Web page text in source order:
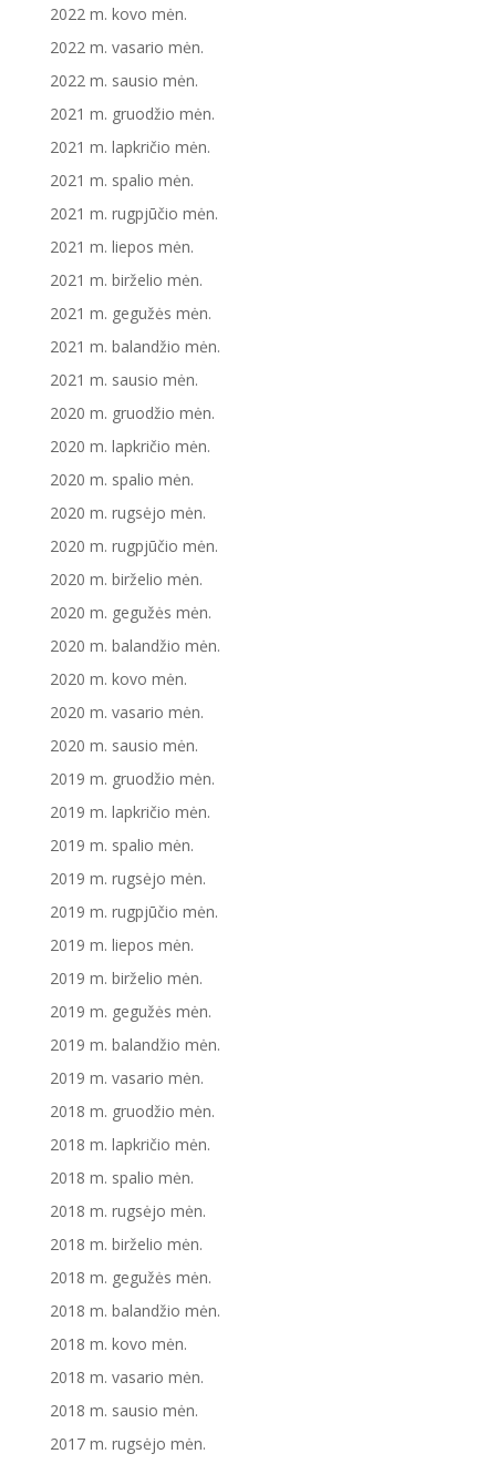
2022 m. kovo mėn.
2022 m. vasario mėn.
2022 m. sausio mėn.
2021 m. gruodžio mėn.
2021 m. lapkričio mėn.
2021 m. spalio mėn.
2021 m. rugpjūčio mėn.
2021 m. liepos mėn.
2021 m. birželio mėn.
2021 m. gegužės mėn.
2021 m. balandžio mėn.
2021 m. sausio mėn.
2020 m. gruodžio mėn.
2020 m. lapkričio mėn.
2020 m. spalio mėn.
2020 m. rugsėjo mėn.
2020 m. rugpjūčio mėn.
2020 m. birželio mėn.
2020 m. gegužės mėn.
2020 m. balandžio mėn.
2020 m. kovo mėn.
2020 m. vasario mėn.
2020 m. sausio mėn.
2019 m. gruodžio mėn.
2019 m. lapkričio mėn.
2019 m. spalio mėn.
2019 m. rugsėjo mėn.
2019 m. rugpjūčio mėn.
2019 m. liepos mėn.
2019 m. birželio mėn.
2019 m. gegužės mėn.
2019 m. balandžio mėn.
2019 m. vasario mėn.
2018 m. gruodžio mėn.
2018 m. lapkričio mėn.
2018 m. spalio mėn.
2018 m. rugsėjo mėn.
2018 m. birželio mėn.
2018 m. gegužės mėn.
2018 m. balandžio mėn.
2018 m. kovo mėn.
2018 m. vasario mėn.
2018 m. sausio mėn.
2017 m. rugsėjo mėn.